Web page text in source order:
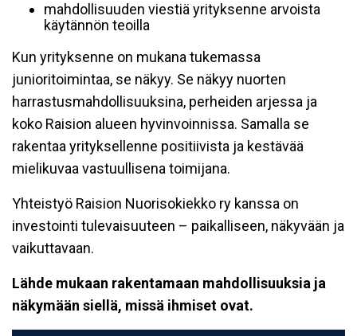
mahdollisuuden viestiä yrityksenne arvoista
käytännön teoilla
Kun yrityksenne on mukana tukemassa
junioritoimintaa, se näkyy. Se näkyy nuorten
harrastusmahdollisuuksina, perheiden arjessa ja
koko Raision alueen hyvinvoinnissa. Samalla se
rakentaa yrityksellenne positiivista ja kestävää
mielikuvaa vastuullisena toimijana.
Yhteistyö Raision Nuorisokiekko ry kanssa on
investointi tulevaisuuteen – paikalliseen, näkyvään ja
vaikuttavaan.
Lähde mukaan rakentamaan mahdollisuuksia ja
näkymään siellä, missä ihmiset ovat.